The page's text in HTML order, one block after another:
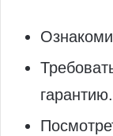
гарантию.